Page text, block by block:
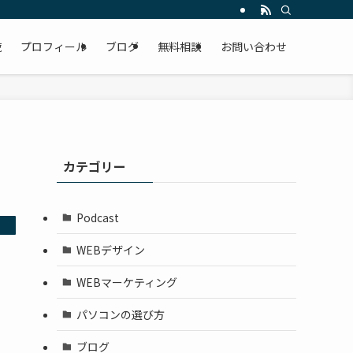
プロフィール ブログ 無料相談 お問い合わせ
カテゴリー
Podcast
WEBデザイン
WEBマーケティング
パソコンの選び方
ブログ